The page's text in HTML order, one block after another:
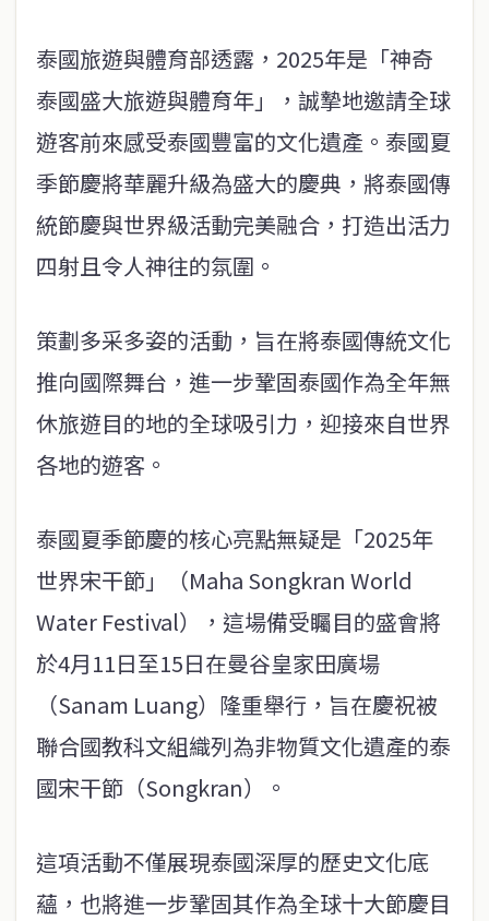
泰國旅遊與體育部透露，2025年是「神奇
泰國盛大旅遊與體育年」，誠摯地邀請全球
遊客前來感受泰國豐富的文化遺產。泰國夏
季節慶將華麗升級為盛大的慶典，將泰國傳
統節慶與世界級活動完美融合，打造出活力
四射且令人神往的氛圍。
策劃多采多姿的活動，旨在將泰國傳統文化
推向國際舞台，進一步鞏固泰國作為全年無
休旅遊目的地的全球吸引力，迎接來自世界
各地的遊客。
泰國夏季節慶的核心亮點無疑是「2025年
世界宋干節」（Maha Songkran World
Water Festival），這場備受矚目的盛會將
於4月11日至15日在曼谷皇家田廣場
（Sanam Luang）隆重舉行，旨在慶祝被
聯合國教科文組織列為非物質文化遺產的泰
國宋干節（Songkran）。
這項活動不僅展現泰國深厚的歷史文化底
蘊，也將進一步鞏固其作為全球十大節慶目